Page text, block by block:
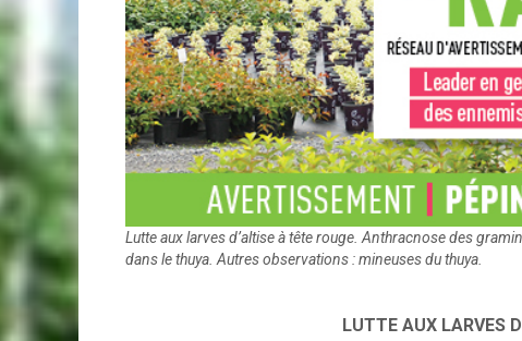
Lutte aux larves d’altise à tête rouge. Anthracnose des
dans le thuya. Autres observations : mineuses du thuya.
LUTTE AUX LARVES